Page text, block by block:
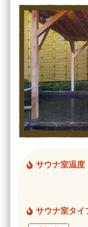
サウナ室温度
サウナ室タイ